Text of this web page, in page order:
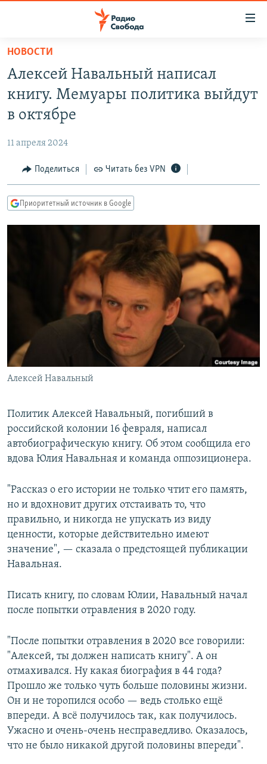
упрощенного
доступа
основному
Вернутся
Вернутся
АВТОРСКИЕ ПРОЕКТЫ
МНЕНИЯ
КУЛЬТУРА
КАВКАЗ.РЕАЛИИ
СЕВЕР.РЕАЛИИ
СИБИРЬ.РЕАЛИИ
РАСПИСАНИЕ ВЕЩАНИЯ
ПОДПИШИТЕСЬ НА РАССЫЛКУ
Все сайты РСЕ/РС
НОВОСТИ
Алексей Навальный написал
книгу. Мемуары политика выйдут
в октябре
11 апреля 2024
Поделиться Читать без VPN
Приоритетный источник в Google
Алексей Навальный
Политик Алексей Навальный, погибший в
российской колонии 16 февраля, написал
автобиографическую книгу. Об этом сообщила его
вдова Юлия Навальная и команда оппозиционера.
"Рассказ о его истории не только чтит его память,
но и вдохновит других отстаивать то, что
правильно, и никогда не упускать из виду
ценности, которые действительно имеют
значение", — сказала о предстоящей публикации
Навальная.
Писать книгу, по словам Юлии, Навальный начал
после попытки отравления в 2020 году.
"После попытки отравления в 2020 все говорили:
"Алексей, ты должен написать книгу". А он
отмахивался. Ну какая биография в 44 года?
Прошло же только чуть больше половины жизни.
Он и не торопился особо — ведь столько ещё
впереди. А всё получилось так, как получилось.
Ужасно и очень-очень несправедливо. Оказалось,
что не было никакой другой половины впереди".